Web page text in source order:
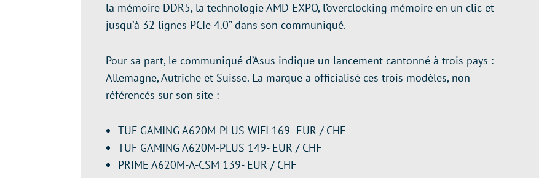
la mémoire DDR5, la technologie AMD EXPO, l’overclocking mémoire en un clic et
jusqu’à 32 lignes PCIe 4.0” dans son communiqué.
Pour sa part, le communiqué d’Asus indique un lancement cantonné à trois pays :
Allemagne, Autriche et Suisse. La marque a officialisé ces trois modèles, non
référencés sur son site :
TUF GAMING A620M-PLUS WIFI 169- EUR / CHF
TUF GAMING A620M-PLUS 149- EUR / CHF
PRIME A620M-A-CSM 139- EUR / CHF